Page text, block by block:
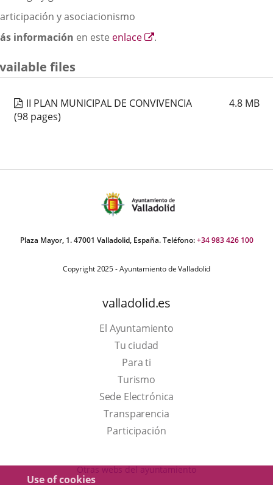
Use of cookies
y asociacionismo
información en este enlace
Enlace
aplicación
.
files
II PLAN MUNICIPAL DE CONVIVENCIA 4.8 MB
(98 pages)
Plaza Mayor, 1. 47001 Valladolid, España. Teléfono:+34 983 426 100
Copyright 2025 - Ayuntamiento de Valladolid
valladolid.es
El Ayuntamiento
Tu ciudad
Para ti
TurismoThis
link
will
open
a
Sede Electrónica
Transparencia
Participación
Otras webs del ayuntamiento